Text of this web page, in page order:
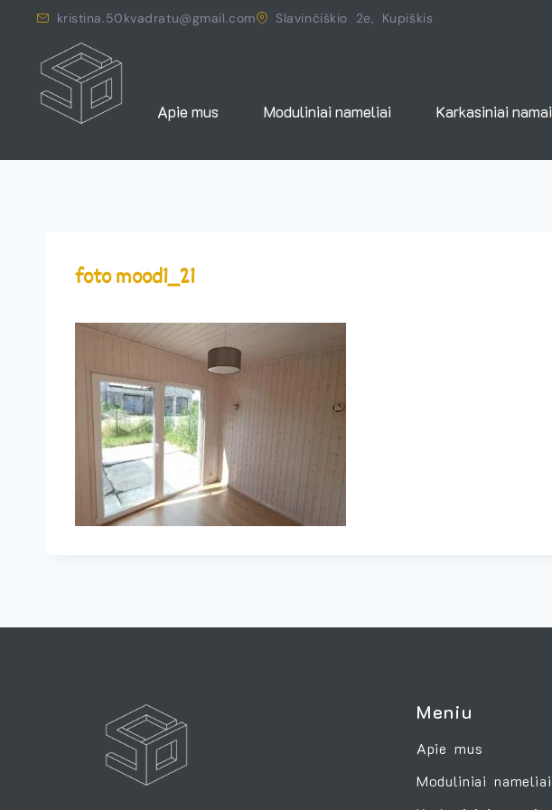
kristina.50kvadratu@gmail.com Slavinčiškio 2e, Kupiškis
Apie mus Moduliniai nameliai Karkasiniai namai
foto mood1_21
Meniu
Apie mus
Moduliniai nameliai